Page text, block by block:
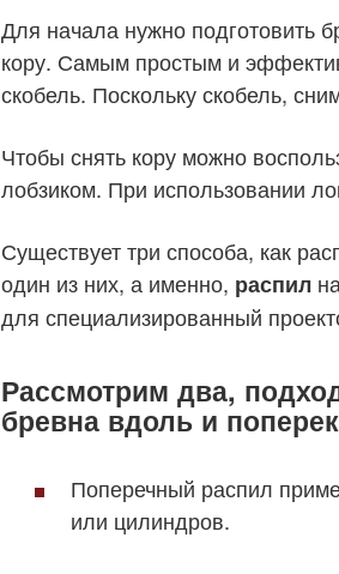
Для начала нужно подготовить
кору. Самым простым и
скобель. Поскольку скобель,
Чтобы снять кору можно
лобзиком. При использовании
Существует три способа, как
один из них, а именно, распил
для специализированный
Рассмотрим два,
бревна вдоль и поперек
Поперечный распил
или цилиндров.